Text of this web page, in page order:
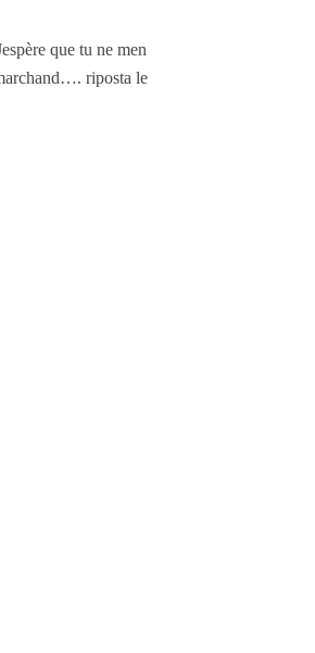
que tu ne men
riposta le